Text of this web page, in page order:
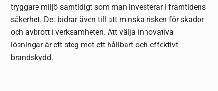
tryggare miljö samtidigt som man investerar i framtidens
säkerhet. Det bidrar även till att minska risken för skador
och avbrott i verksamheten. Att välja innovativa
lösningar är ett steg mot ett hållbart och effektivt
brandskydd.